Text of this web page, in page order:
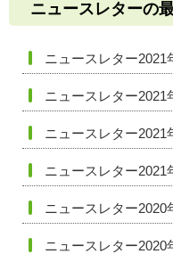
ニュースレターの
ニュースレター2021
ニュースレター2021
ニュースレター2021
ニュースレター2021
ニュースレター2020
ニュースレター2020